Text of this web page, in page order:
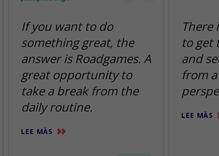
If you want to do
something great, the
answer is Roadgames. A
great opportunity to
take a break from the
daily routine.
LEE MÀS
There
to get
and
from
LEE MÀS